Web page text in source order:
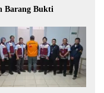
Barang Bukti